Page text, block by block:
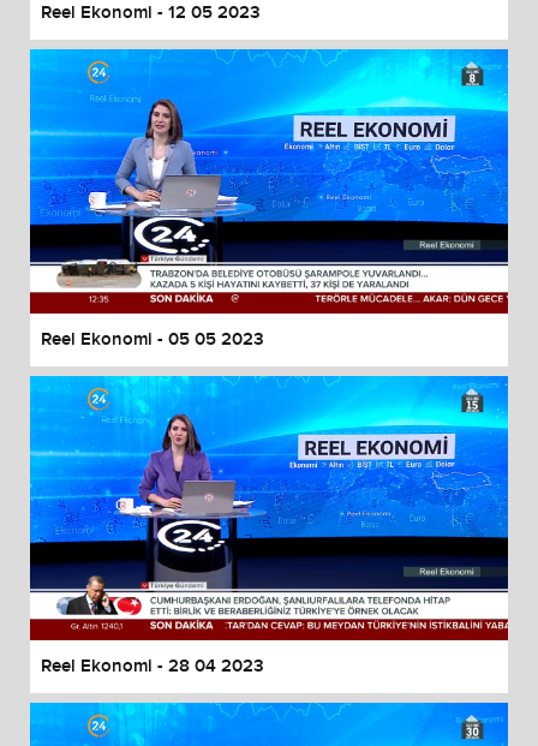
Reel Ekonomi - 12 05 2023
Reel Ekonomi - 05 05 2023
Reel Ekonomi - 28 04 2023